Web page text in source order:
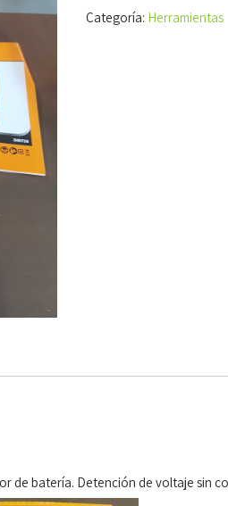
Categoría: Herramientas
de batería. Detención de voltaje sin